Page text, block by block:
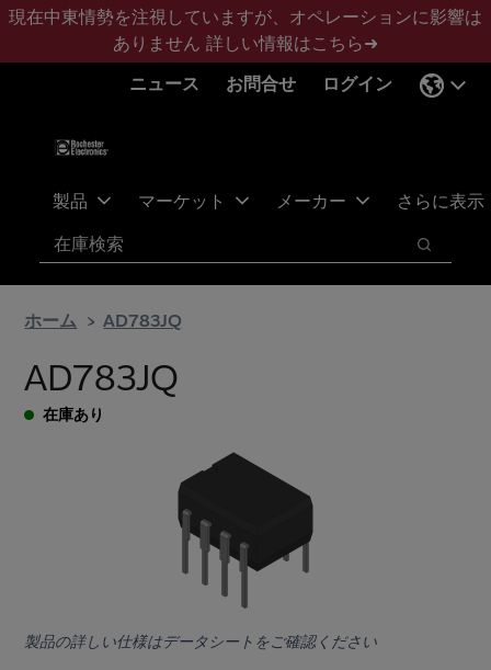
メ
ン
フ
タ
現在中東情勢を注視していますが、オペレーションに影響は
ありません 詳しい情報はこちら➜
ニュース
お問合せ ログイン
製品 マーケット メーカー さらに表示
検索
検索
ホーム AD783JQ
AD783JQ
在庫あり
製品の詳しい仕様はデータシートをご確認ください